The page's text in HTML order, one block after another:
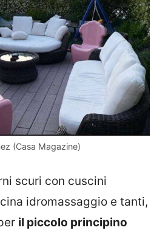
(Casa Magazine)
scuri con cuscini
idromassaggio e tanti,
il piccolo principino